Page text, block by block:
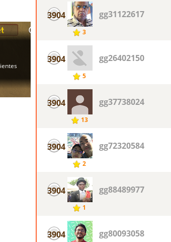
3904
3
gg31122617
3904
5
gg26402150
3904
13
gg37738024
3904
2
gg72320584
3904
1
gg88489977
3904 gg80093058